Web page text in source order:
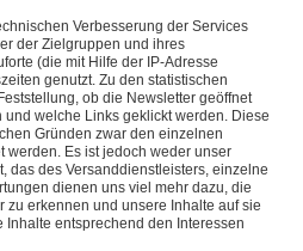
Verbesserung der Services
der Zielgruppen und ihres
(die mit Hilfe der IP-Adresse
genutzt. Zu den statistischen
ob die Newsletter geöffnet
welche Links geklickt werden. Diese
Gründen zwar den einzelnen
werden. Es ist jedoch weder unser
das des Versanddienstleisters, einzelne
dienen uns viel mehr dazu, die
erkennen und unsere Inhalte auf sie
entsprechend den Interessen